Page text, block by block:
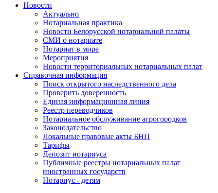
Новости
Актуально
Нотариальная практика
Новости Белорусской нотариальной палаты
СМИ о нотариате
Нотариат в мире
Мероприятия
Новости территориальных нотариальных палат
Справочная информация
Поиск открытого наследственного дела
Проверить доверенность
Единая информационная линия
Реестр переводчиков
Нотариальное обслуживание агрогородков
Законодательство
Локальные правовые акты БНП
Тарифы
Депозит нотариуса
Публичные реестры нотариальных палат
иностранных государств
Нотариус - детям